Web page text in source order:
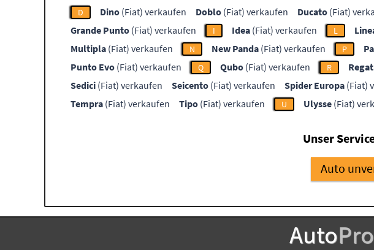
D Dino (Fiat) verkaufen Doblo (Fiat) verkaufen Ducato (Fiat)
Grande Punto (Fiat) verkaufen I Idea (Fiat) verkaufen L
Multipla (Fiat) verkaufen N New Panda (Fiat) verkaufen P
Punto Evo (Fiat) verkaufen Q Qubo (Fiat) verkaufen R
Sedici (Fiat) verkaufen Seicento (Fiat) verkaufen Spider Europa (Fiat)
Tempra (Fiat) verkaufen Tipo (Fiat) verkaufen U Ulysse (Fiat)
Unser
Auto
Auto